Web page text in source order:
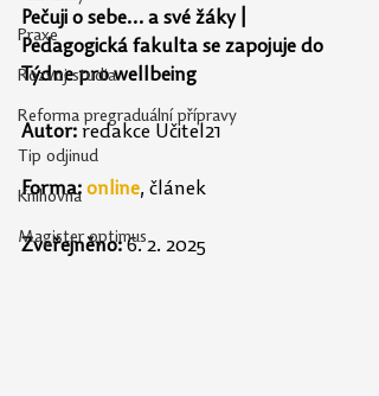
Praxe
Rozvoj studia
Reforma pregraduální přípravy
Tip odjinud
Knihovna
Magister optimus
Pečuji o sebe… a své žáky |
Pedagogická fakulta se zapojuje do
Týdne pro wellbeing
Autor: redakce Učitel21
Forma: online, článek
Zveřejněno: 6. 2. 2025